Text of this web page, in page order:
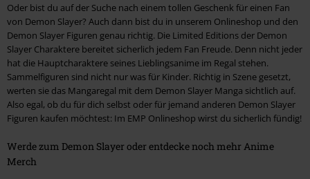
Oder bist du auf der Suche nach einem tollen Geschenk für einen Fan
von Demon Slayer? Auch dann bist du in unserem Onlineshop und den
Demon Slayer Figuren genau richtig. Die Limited Editions der Demon
Slayer Charaktere bereitet sicherlich jedem Fan Freude. Denn nicht jeder
hat die Hauptcharaktere seines Lieblingsanime im Regal stehen.
Sammelfiguren sind nicht nur was für Kinder. Richtig in Szene gesetzt,
werten sie das Mangaregal mit dem Demon Slayer Manga sichtlich auf.
Also egal, ob du für dich selbst oder für jemand anderen Demon Slayer
Figuren kaufen möchtest: Im EMP Onlineshop wirst du sicherlich fündig!
Werde zum Demon Slayer oder entdecke noch mehr Anime
Merch